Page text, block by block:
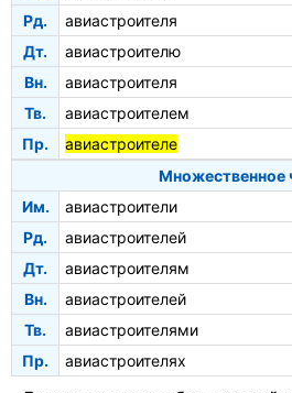
Рд.
авиастроителя
Дт.
авиастроителю
Вн.
авиастроителя
Тв.
авиастроителем
Пр.
авиастроителе
Множественное
Им.
авиастроители
Рд.
авиастроителей
Дт.
авиастроителям
Вн.
авиастроителей
Тв.
авиастроителями
Пр.
авиастроителях